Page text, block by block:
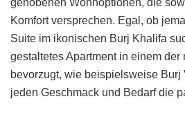
gehobenen Wohnoptionen, die
Komfort versprechen. Egal, ob
Suite im ikonischen Burj Khalifa
gestaltetes Apartment in einem
bevorzugt, wie beispielsweise Burj
jeden Geschmack und Bedarf die